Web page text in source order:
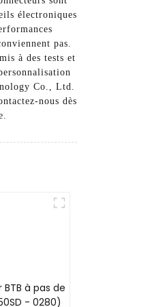
électroniques
pas.
à des tests et
Co., Ltd.
nous dès